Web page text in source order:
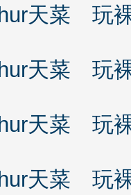
天菜 玩
天菜 玩
天菜 玩
天菜 玩